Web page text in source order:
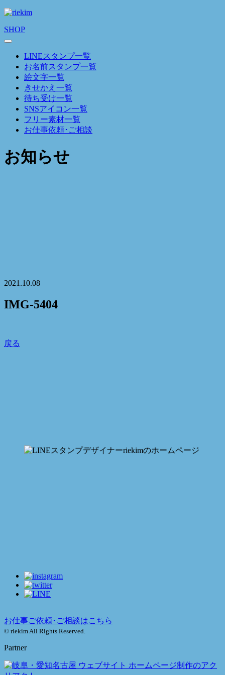
SHOP
LINEスタンプ一覧
お名前スタンプ一覧
絵文字一覧
きせかえ一覧
待ち受け一覧
SNSアイコン一覧
フリー素材一覧
お仕事依頼･ご相談
お知らせ
2021.10.08
IMG-5404
戻る
お仕事ご依頼･ご相談はこちら
© riekim All Rights Reserved.
Partner